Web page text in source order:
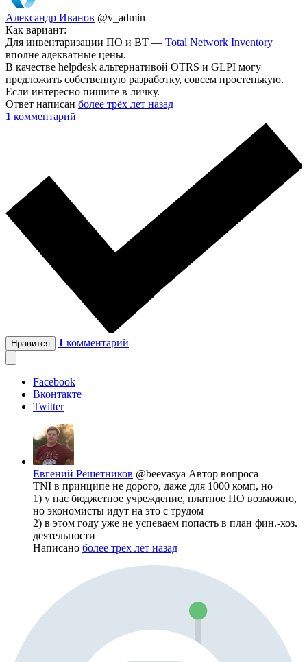
Александр Иванов @v_admin
Как вариант:
Для инвентаризации ПО и ВТ — Total Network Inventory
вполне адекватные цены.
В качестве helpdesk альтернативой OTRS и GLPI могу
предложить собственную разработку, совсем простенькую.
Если интересно пишите в личку.
Ответ написан более трёх лет назад
1 комментарий
Нравится 1 комментарий
Facebook
Вконтакте
Twitter
Евгений Решетников @beevasya Автор вопроса
TNI в принципе не дорого, даже для 1000 комп, но
1) у нас бюджетное учреждение, платное ПО возможно,
но экономисты идут на это с трудом
2) в этом году уже не успеваем попасть в план фин.-хоз.
деятельности
Написано более трёх лет назад